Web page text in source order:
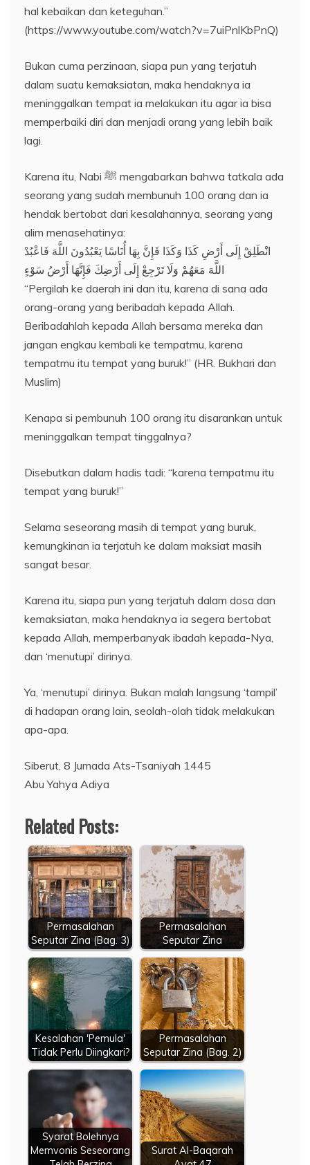
hal kebaikan dan keteguhan.”
(https://www.youtube.com/watch?v=7uiPnlKbPnQ)
Bukan cuma perzinaan, siapa pun yang terjatuh
dalam suatu kemaksiatan, maka hendaknya ia
meninggalkan tempat ia melakukan itu agar ia bisa
memperbaiki diri dan menjadi orang yang lebih baik
lagi.
Karena itu, Nabi ﷺ mengabarkan bahwa tatkala ada
seorang yang sudah membunuh 100 orang dan ia
hendak bertobat dari kesalahannya, seorang yang
alim menasehatinya:
انْطَلِقْ إِلَى أَرْضِ كَذَا وَكَذَا فَإِنَّ بِهَا أُنَاسًا يَعْبُدُونَ اللَّهَ فَاعْبُدْ
اللَّهَ مَعَهُمْ وَلَا تَرْجِعْ إِلَى أَرْضِكَ فَإِنَّهَا أَرْضُ سَوْءٍ
“Pergilah ke daerah ini dan itu, karena di sana ada
orang-orang yang beribadah kepada Allah.
Beribadahlah kepada Allah bersama mereka dan
jangan engkau kembali ke tempatmu, karena
tempatmu itu tempat yang buruk!” (HR. Bukhari dan
Muslim)
Kenapa si pembunuh 100 orang itu disarankan untuk
meninggalkan tempat tinggalnya?
Disebutkan dalam hadis tadi: “karena tempatmu itu
tempat yang buruk!”
Selama seseorang masih di tempat yang buruk,
kemungkinan ia terjatuh ke dalam maksiat masih
sangat besar.
Karena itu, siapa pun yang terjatuh dalam dosa dan
kemaksiatan, maka hendaknya ia segera bertobat
kepada Allah, memperbanyak ibadah kepada-Nya,
dan ‘menutupi’ dirinya.
Ya, ‘menutupi’ dirinya. Bukan malah langsung ‘tampil’
di hadapan orang lain, seolah-olah tidak melakukan
apa-apa.
Siberut, 8 Jumada Ats-Tsaniyah 1445
Abu Yahya Adiya
Related Posts:
Permasalahan
Seputar Zina (Bag. 3)
Permasalahan
Seputar Zina
Kesalahan 'Pemula'
Tidak Perlu Diingkari?
Permasalahan
Seputar Zina (Bag. 2)
Syarat Bolehnya
Memvonis Seseorang
Surat Al-Baqarah